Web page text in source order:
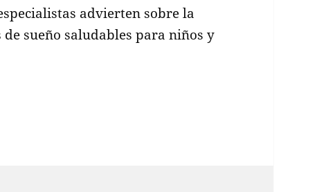
advierten sobre la
sueño saludables para niños y
regreso a clases: consejos para restablecer el